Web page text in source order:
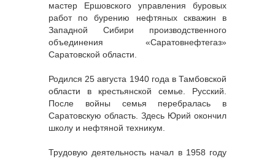
мастер Ершовского управления буровых
работ по бурению нефтяных скважин в
Западной Сибири производственного
объединения «Саратовнефтегаз»
Саратовской области.
Родился 25 августа 1940 года в Тамбовской
области в крестьянской семье. Русский.
После войны семья перебралась в
Саратовскую область. Здесь Юрий окончил
школу и нефтяной техникум.
Трудовую деятельность начал в 1958 году